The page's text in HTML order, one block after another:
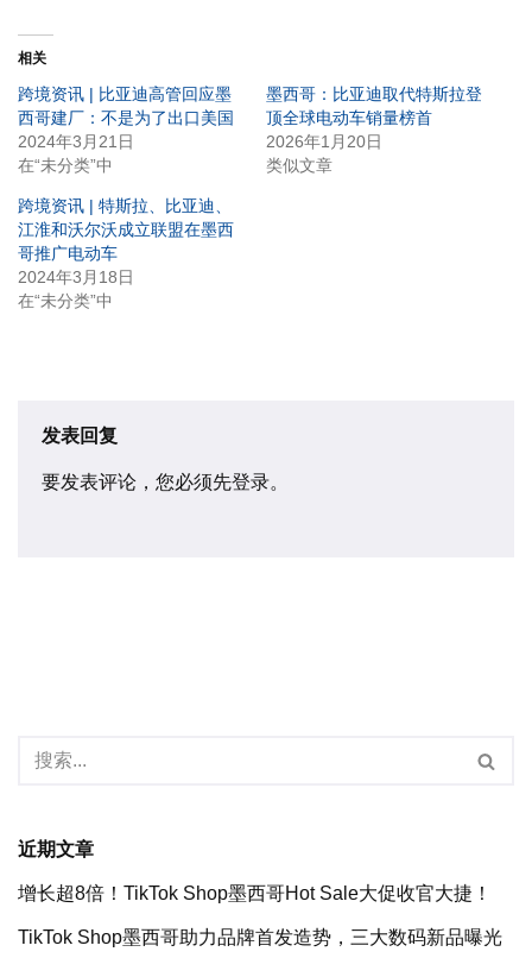
相关
跨境资讯 | 比亚迪高管回应墨
西哥建厂：不是为了出口美国
2024年3月21日
在“未分类”中
墨西哥：比亚迪取代特斯拉登
顶全球电动车销量榜首
2026年1月20日
类似文章
跨境资讯 | 特斯拉、比亚迪、
江淮和沃尔沃成立联盟在墨西
哥推广电动车
2024年3月18日
在“未分类”中
发表回复
要发表评论，您必须先登录。
近期文章
增长超8倍！TikTok Shop墨西哥Hot Sale大促收官大捷！
TikTok Shop墨西哥助力品牌首发造势，三大数码新品曝光